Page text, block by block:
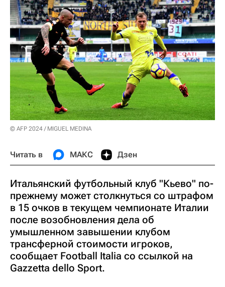
© AFP 2024 / MIGUEL MEDINA
Читать в МАКС Дзен
Итальянский футбольный клуб "Кьево" по-
прежнему может столкнуться со штрафом
в 15 очков в текущем чемпионате Италии
после возобновления дела об
умышленном завышении клубом
трансферной стоимости игроков,
сообщает Football Italia со ссылкой на
Gazzetta dello Sport.